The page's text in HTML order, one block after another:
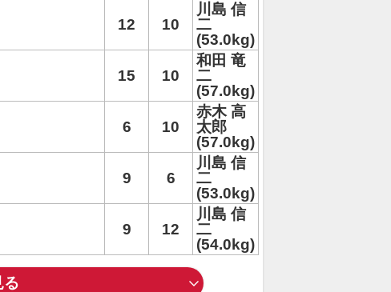
12 10
川島 信
二
(53.0kg)
15 10
和田 竜
二
(57.0kg)
6 10
赤木 高
太郎
(57.0kg)
9 6
川島 信
二
(53.0kg)
9 12
川島 信
二
(54.0kg)
る